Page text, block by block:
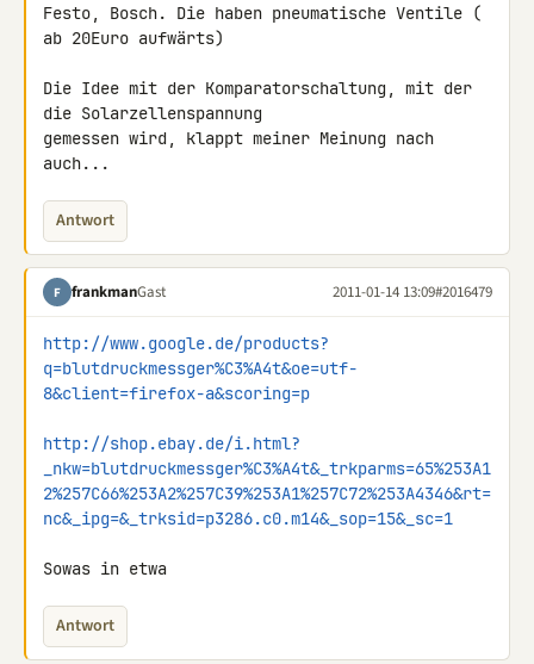
Festo, Bosch. Die haben pneumatische Ventile (
ab 20Euro aufwärts)
Die Idee mit der Komparatorschaltung, mit der
die Solarzellenspannung
gemessen wird, klappt meiner Meinung nach
auch...
Antwort
F frankmanGast 2011-01-14 13:09#2016479
http://www.google.de/products?
q=blutdruckmessger%C3%A4t&oe=utf-
8&client=firefox-a&scoring=p
http://shop.ebay.de/i.html?
_nkw=blutdruckmessger%C3%A4t&_trkparms=65%253A1
2%257C66%253A2%257C39%253A1%257C72%253A4346&rt=
nc&_ipg=&_trksid=p3286.c0.m14&_sop=15&_sc=1
Sowas in etwa
Antwort